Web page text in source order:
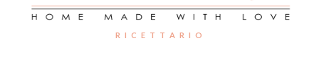
R I C E T T A R I O